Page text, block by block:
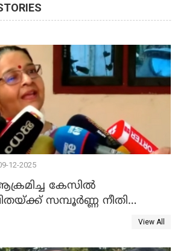
12-2025
കേസില്‍
സമ്പൂര്‍ണ്ണ നീതി
ഉമ തോമസ് MLA WATCH VIDEO
View All